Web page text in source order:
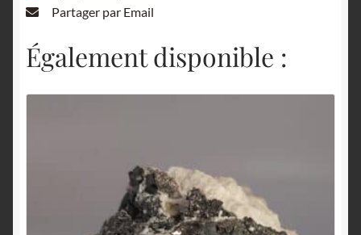
Partager par Email
Également disponible :